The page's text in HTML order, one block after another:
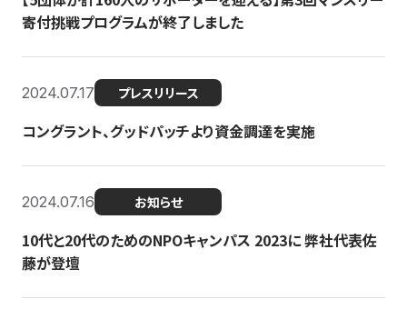
寄付挑戦プログラムが終了しました
2024.07.17 プレスリリース
コングラント、グッドパッチより資金調達を実施
2024.07.16 お知らせ
10代と20代のためのNPOキャンパス 2023に 弊社代表佐
藤が登壇